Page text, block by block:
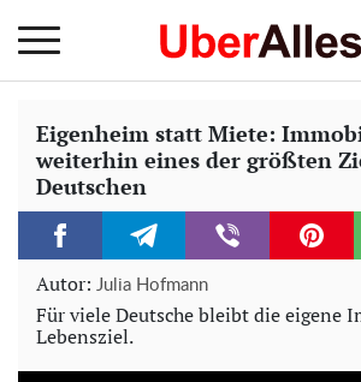
Eigenheim statt Miete:
weiterhin eines der größten
Deutschen
Autor: Julia Hofmann
Für viele Deutsche bleibt die eigene
Lebensziel.